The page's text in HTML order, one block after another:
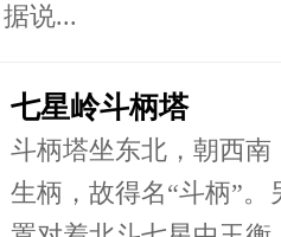
说...
七星岭斗柄塔
斗柄塔坐东北，朝西
生柄，故得名“斗柄”